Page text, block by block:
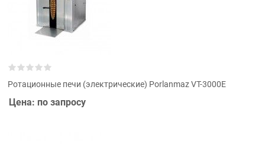
Ротационные печи (электрические) Porlanmaz VT-3000E
Цена: по запросу